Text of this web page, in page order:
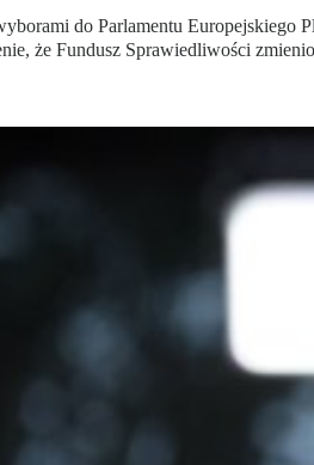
do Parlamentu Europejskiego
że Fundusz Sprawiedliwości